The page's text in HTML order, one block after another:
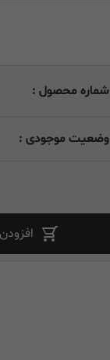
شماره محصول :
وضعیت موجودی :